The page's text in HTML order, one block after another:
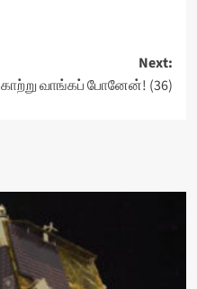
Next:
காற்று வாங்கப் போனேன்! (36)